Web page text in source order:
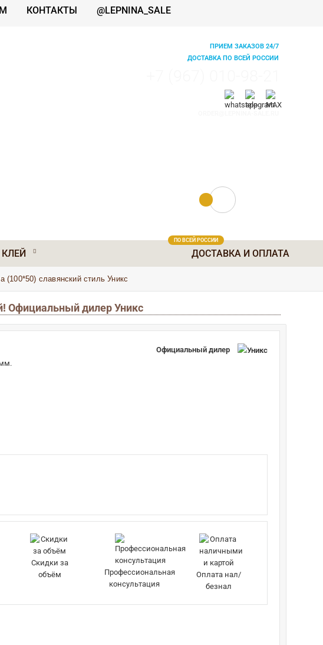
КОНТАКТЫ @LEPNINA_SALE
ПРИЕМ ЗАКАЗОВ 24/7
ДОСТАВКА ПО ВСЕЙ РОССИИ
ДОСТАВКА И ОПЛАТА
ПО ВСЕЙ РОССИИ
славянский стиль Уникс
Официальный дилер Уникс
Официальный дилер
Скидки за
объём
Профессиональная
консультация
Оплата нал/
безнал